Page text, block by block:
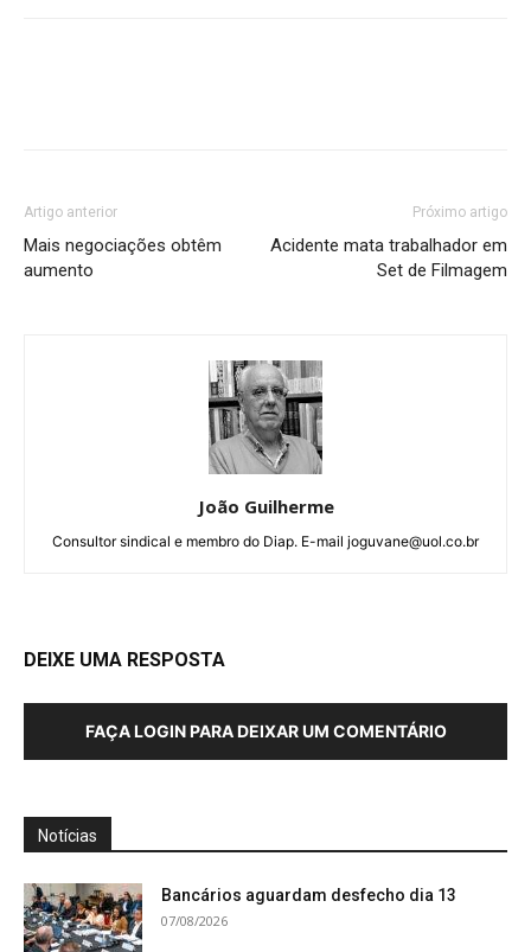
Artigo anterior
Mais negociações obtêm
aumento
Próximo artigo
Acidente mata trabalhador em
Set de Filmagem
João Guilherme
Consultor sindical e membro do Diap. E-mail joguvane@uol.co.br
DEIXE UMA RESPOSTA
FAÇA LOGIN PARA DEIXAR UM COMENTÁRIO
Notícias
Bancários aguardam desfecho dia 13
07/08/2026